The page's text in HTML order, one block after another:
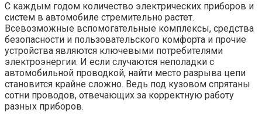
С каждым годом количество электрических приборов и
систем в автомобиле стремительно растет.
Всевозможные вспомогательные комплексы, средства
безопасности и пользовательского комфорта и прочие
устройства являются ключевыми потребителями
электроэнергии. И если случаются неполадки с
автомобильной проводкой, найти место разрыва цепи
становится крайне сложно. Ведь под кузовом спрятаны
сотни проводов, отвечающих за корректную работу
разных приборов.